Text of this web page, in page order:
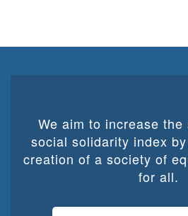
We aim to increase
social solidarity index
creation of a society of
for all.